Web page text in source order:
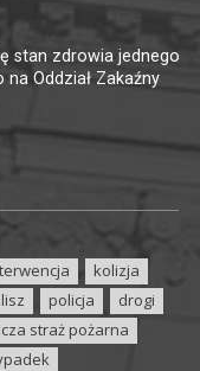
stan zdrowia jednego
Oddział Zakaźny
kolizja
policja
drogi
straż pożarna